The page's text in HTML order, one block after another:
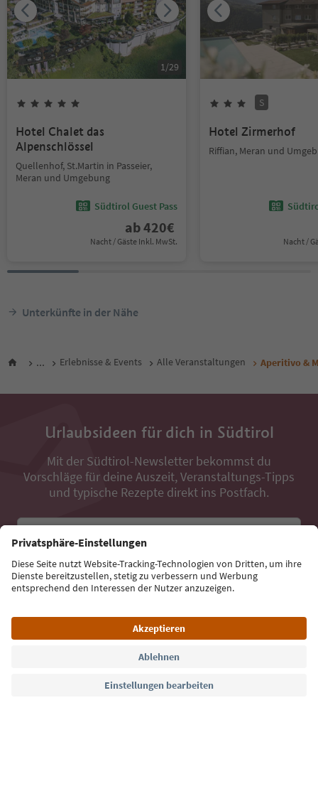
1/29
Hotel Chalet das
Alpenschlössel
Quellenhof, St.Martin in Passeier,
Meran und Umgebung
Südtirol Guest Pass
ab420€
Nacht / Gäste Inkl. MwSt.
S
Hotel Zirmerhof
Riffian, Meran und
Nacht /
Unterkünfte in der Nähe
... Erlebnisse & Events Alle Veranstaltungen Aperitivo &
Urlaubsideen für dich in Südtirol
Mit der Südtirol-Newsletter bekommst du
Vorschläge für deine Auszeit, Veranstaltungs-Tipps
und typische Rezepte direkt ins Postfach.
Jetzt anmelden